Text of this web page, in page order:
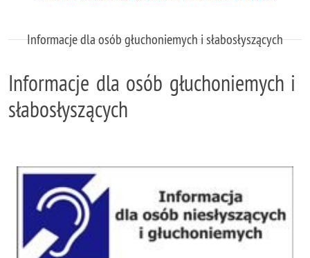
Informacje dla osób głuchoniemych i słabosłyszących
Informacje dla osób głuchoniemych i
słabosłyszących